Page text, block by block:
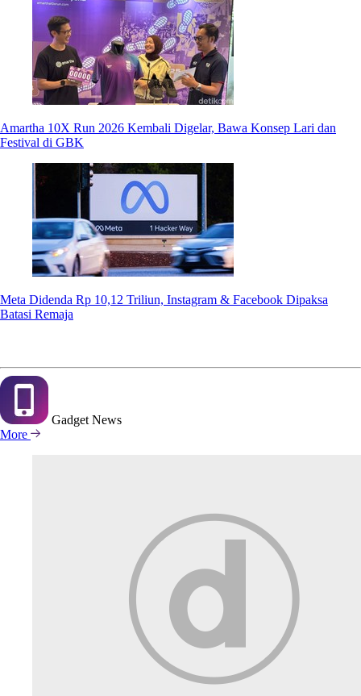
Amartha 10X Run 2026 Kembali Digelar, Bawa Konsep Lari dan
Festival di GBK
Meta Didenda Rp 10,12 Triliun, Instagram & Facebook Dipaksa
Batasi Remaja
Gadget News
More